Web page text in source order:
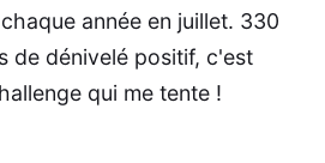
année en juillet. 330
de dénivelé positif, c'est
qui me tente !